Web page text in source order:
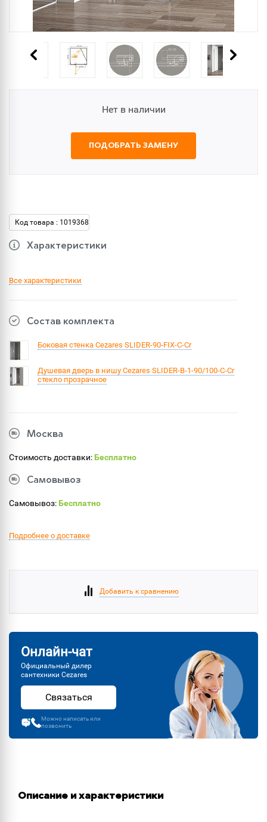
Нет в наличии
ПОДОБРАТЬ ЗАМЕНУ
Код товара : 1019368
Характеристики
Все характеристики
Состав комплекта
Боковая стенка Cezares SLIDER-90-FIX-C-Cr
Душевая дверь в нишу Cezares SLIDER-B-1-90/100-C-Cr
стекло прозрачное
Москва
Стоимость доставки:Бесплатно
Самовывоз
Самовывоз:Бесплатно
Подробнее о доставке
Добавить к сравнению
Онлайн-чат
Официальный дилер
сантехники Cezares
Связаться
Можно написать или
позвонить
Описание и характеристики